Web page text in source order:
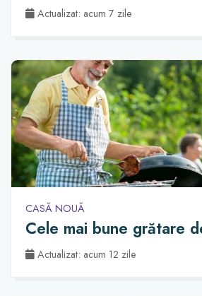
Actualizat: acum 7 zile
CASĂ NOUĂ
Cele mai bune grătare
Actualizat: acum 12 zile